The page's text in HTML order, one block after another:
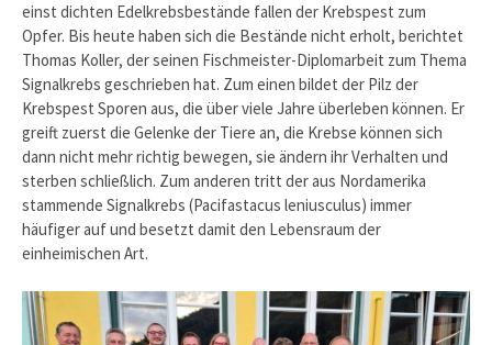
einst dichten Edelkrebsbestände fallen der Krebspest zum
Opfer. Bis heute haben sich die Bestände nicht erholt, berichtet
Thomas Koller, der seinen Fischmeister-Diplomarbeit zum Thema
Signalkrebs geschrieben hat. Zum einen bildet der Pilz der
Krebspest Sporen aus, die über viele Jahre überleben können. Er
greift zuerst die Gelenke der Tiere an, die Krebse können sich
dann nicht mehr richtig bewegen, sie ändern ihr Verhalten und
sterben schließlich. Zum anderen tritt der aus Nordamerika
stammende Signalkrebs (Pacifastacus leniusculus) immer
häufiger auf und besetzt damit den Lebensraum der
einheimischen Art.